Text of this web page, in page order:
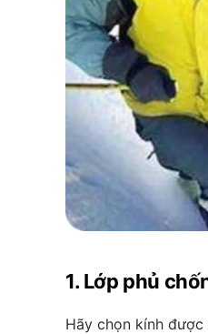
1. Lớp phủ
Hãy chọn kính